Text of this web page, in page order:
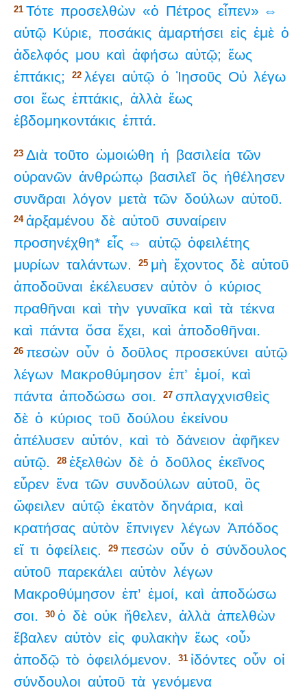
21 Τότε προσελθὼν «ὁ Πέτρος εἶπεν» ⇔
αὐτῷ Κύριε, ποσάκις ἁμαρτήσει εἰς ἐμὲ ὁ
ἀδελφός μου καὶ ἀφήσω αὐτῷ; ἕως
ἑπτάκις;
22 λέγει αὐτῷ ὁ Ἰησοῦς Οὐ λέγω
σοι ἕως ἑπτάκις, ἀλλὰ ἕως
ἑβδομηκοντάκις ἑπτά.
23 Διὰ τοῦτο ὡμοιώθη ἡ βασιλεία τῶν
οὐρανῶν ἀνθρώπῳ βασιλεῖ ὃς ἠθέλησεν
συνᾶραι λόγον μετὰ τῶν δούλων αὐτοῦ.
24 ἀρξαμένου δὲ αὐτοῦ συναίρειν
προσηνέχθη* εἷς ⇔ αὐτῷ ὀφειλέτης
μυρίων ταλάντων. 25 μὴ ἔχοντος δὲ αὐτοῦ
ἀποδοῦναι ἐκέλευσεν αὐτὸν ὁ κύριος
πραθῆναι καὶ τὴν γυναῖκα καὶ τὰ τέκνα
καὶ πάντα ὅσα ἔχει, καὶ ἀποδοθῆναι.
26 πεσὼν οὖν ὁ δοῦλος προσεκύνει αὐτῷ
λέγων Μακροθύμησον ἐπ’ ἐμοί, καὶ
πάντα ἀποδώσω σοι. 27 σπλαγχνισθεὶς
δὲ ὁ κύριος τοῦ δούλου ἐκείνου
ἀπέλυσεν αὐτόν, καὶ τὸ δάνειον ἀφῆκεν
αὐτῷ.
28 ἐξελθὼν δὲ ὁ δοῦλος ἐκεῖνος
εὗρεν ἕνα τῶν συνδούλων αὐτοῦ, ὃς
ὤφειλεν αὐτῷ ἑκατὸν δηνάρια, καὶ
κρατήσας αὐτὸν ἔπνιγεν λέγων Ἀπόδος
εἴ τι ὀφείλεις. 29 πεσὼν οὖν ὁ σύνδουλος
αὐτοῦ παρεκάλει αὐτὸν λέγων
Μακροθύμησον ἐπ’ ἐμοί, καὶ ἀποδώσω
σοι.
30 ὁ δὲ οὐκ ἤθελεν, ἀλλὰ ἀπελθὼν
ἔβαλεν αὐτὸν εἰς φυλακὴν ἕως ‹οὗ›
ἀποδῷ τὸ ὀφειλόμενον. 31 ἰδόντες οὖν οἱ
σύνδουλοι αὐτοῦ τὰ γενόμενα